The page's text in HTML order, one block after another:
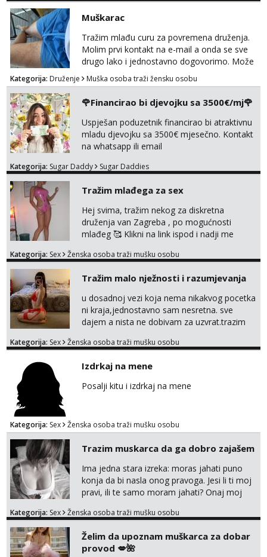
Tel:064/677-677 - Kod: #87
Anđela
Čekam tvoj poziv!
Tel:064/677-677- Kod: #142
tel:0,93€ - mob:1,12€ min
Čekam tvoj poziv!
064/677-677
- Kod: #72
tel:0,93€ - mob:1,12€ min
Liliana
Razgovaram :)
tel:0,93€ - mob:1,12€ min
Obavijesti me kada se oslobodi
Razgovaram :)
Učiteljica iz predgrađa traži...
064/677-677
- Kod: #160
tel:0,93€ - mob:1,12€ min
Obavijesti me kada se oslobodi
Biljana
Čekam tvoj poziv!
064/677-677- Kod: #132
Tel:064/677-677- Kod: #133
Vanesa
Razgovaram :)
Tel:064/677-677 - Kod: #74
Obavijesti me kada se oslobodi
Žana
Čekam tvoj poziv!
markodalic37@gmail.com
Muškarac
Tražim mlađu curu za povremena druženja.
Molim prvi kontakt na e-mail a onda se sve
drugo lako i jednostavno dogovorimo. Može
sve u krugu od 100 km oko Zagreba
Kategorija: Druženje Muška osoba traži žensku osobu
🌹Financirao bi djevojku sa 3500€/mj🌹
Uspješan poduzetnik financirao bi atraktivnu
mladu djevojku sa 3500€ mjesečno. Kontakt
na whatsapp ili email
Kategorija: Sugar Daddy Sugar Daddies
Tražim mlađega za sex
Hej svima, tražim nekog za diskretna
druženja van Zagreba , po mogućnosti
mlađeg 🥰 Klikni na link ispod i nadji me
Kategorija: Sex Ženska osoba traži mušku osobu
Tražim malo nježnosti i razumjevanja
u dosadnoj vezi koja nema nikakvog pocetka
ni kraja,jednostavno sam nesretna. sve
dajem a nista ne dobivam za uzvrat.trazim
trazim puno samo malo njeznosti i
poljupce po tijelu koji me jako
pale,obozavam kad muskarac preuzme
kontrolu . javi se :) Klikni na link ispod i nadji
Kategorija: Sex Ženska osoba traži mušku osobu
Izdrkaj na mene
Posalji kitu i izdrkaj na mene
Kategorija: Sex Ženska osoba traži mušku osobu
Trazim muskarca da ga dobro zajašem
Ima jedna stara izreka: moras jahati puno
konja da bi nasla onog pravoga. Jesi li ti moj
pravi, ili te samo moram jahati? Onaj moj
na sexdater link i javi mi se tamo....
Kategorija: Sex Ženska osoba traži mušku osobu
Želim da upoznam muškarca za dobar
provod 💋🌺